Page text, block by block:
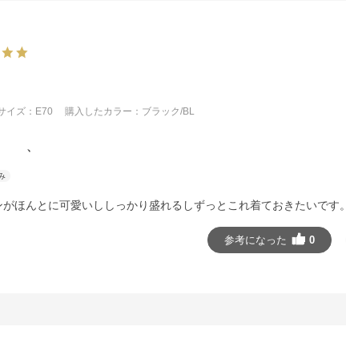
イズ：E70 購入したカラー：ブラック/BL
、
ほんとに可愛いししっかり盛れるしずっとこれ着ておきたいです。
参考になった 0